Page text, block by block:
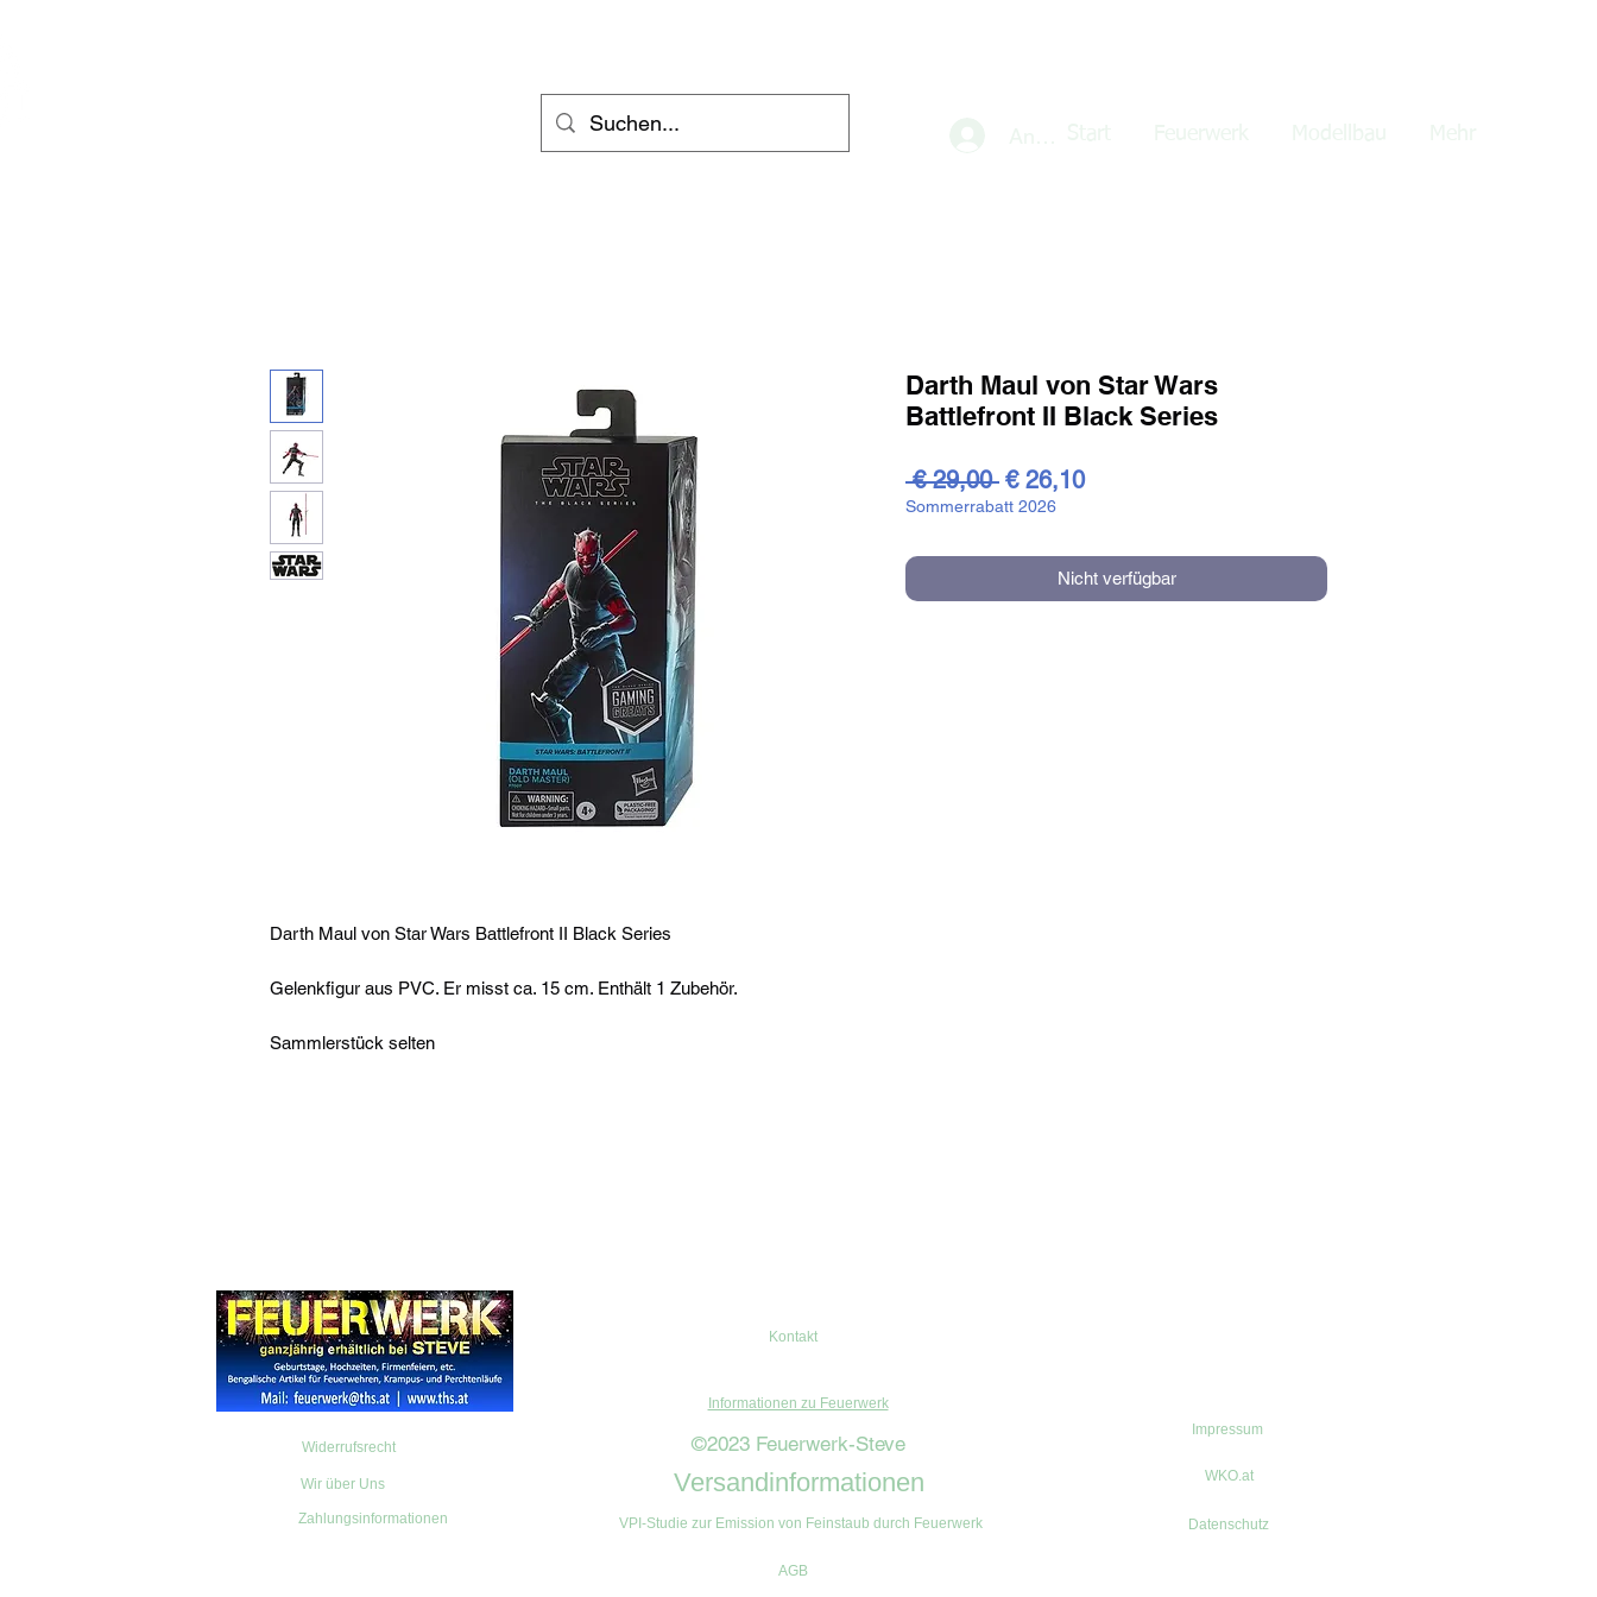
Darth Maul von Star Wars Battlefront II Black Series
Gelenkfigur aus PVC. Er misst ca. 15 cm. Enthält 1 Zubehör.
Sammlerstück selten
Darth Maul von Star Wars
Battlefront II Black Series
€ 29,00 Standardpreis
€ 26,10Sale-
Sommerrabatt 2026
Nicht verfügbar
Widerrufsrecht
Wir über Uns
Zahlungsinformationen
Kontakt
Informationen zu Feuerwerk
©2023 Feuerwerk-Steve
Versandinformationen
VPI-Studie zur Emission von Feinstaub durch Feuerwerk
AGB
Impressum
WKO.at
Datenschutz